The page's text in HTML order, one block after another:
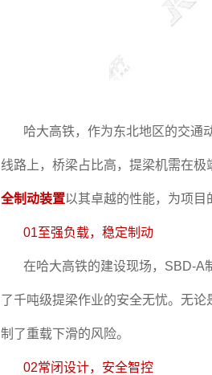
哈大高铁，作为东北地区的交通
线路上，桥梁占比高，提梁机需在
全制动装置以其卓越的性能，为项目
01至强负载，稳定制动
在哈大高铁的建设现场，SBD-A
了千吨级提梁作业的安全无忧。无
制了重载下滑的风险。
02常闭设计，安全智控